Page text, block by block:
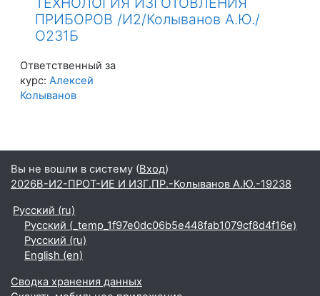
ПРИБОРОВ /И2/Колыванов А.Ю./
О231Б
Ответственный за
курс: Алексей
Колыванов
Вы не вошли в систему (Вход)
2026В-И2-ПРОТ-ИЕ И ИЗГ.ПР.-Колыванов А.Ю.-19238
Русский ‎(ru)‎
Русский ‎(_temp_1f97e0dc06b5e448fab1079cf8d4f16e)‎
Русский ‎(ru)‎
English ‎(en)‎
Сводка хранения данных